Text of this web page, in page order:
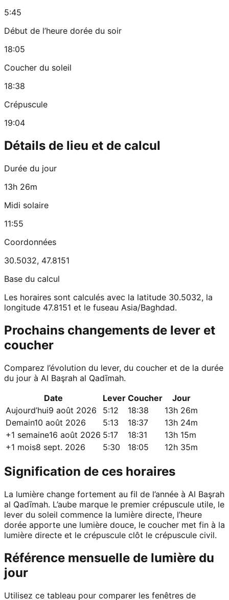
5:45
Début de l’heure dorée du soir
18:05
Coucher du soleil
18:38
Crépuscule
19:04
Détails de lieu et de calcul
Durée du jour
13h 26m
Midi solaire
11:55
Coordonnées
30.5032, 47.8151
Base du calcul
Les horaires sont calculés avec la latitude 30.5032, la
longitude 47.8151 et le fuseau Asia/Baghdad.
Prochains changements de lever et
coucher
Comparez l’évolution du lever, du coucher et de la durée
du jour à Al Başrah al Qadīmah.
Date
Lever Coucher
Jour
Aujourd’hui9 août 2026 5:12 18:38
13h 26m
Demain10 août 2026 5:13 18:37
13h 24m
+1 semaine16 août 2026 5:17 18:31
13h 15m
+1 mois8 sept. 2026 5:30 18:05 12h 35m
Signification de ces horaires
La lumière change fortement au fil de l’année à Al Başrah
al Qadīmah. L’aube marque le premier crépuscule utile, le
lever du soleil commence la lumière directe, l’heure
dorée apporte une lumière douce, le coucher met fin à la
lumière directe et le crépuscule clôt le crépuscule civil.
Référence mensuelle de lumière du
jour
Utilisez ce tableau pour comparer les fenêtres de